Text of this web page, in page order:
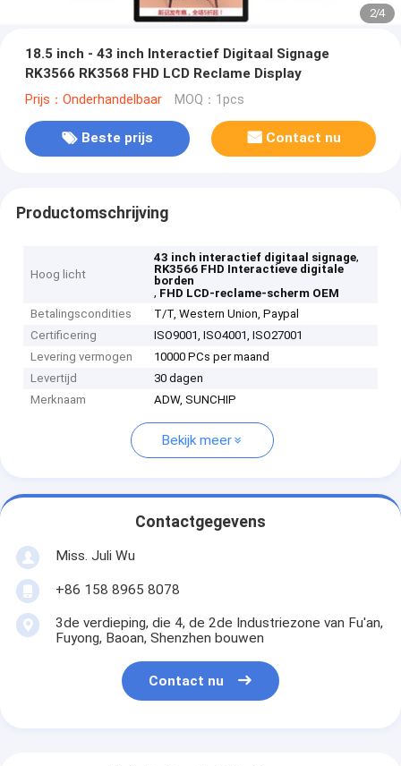
2/4
18.5 inch - 43 inch Interactief Digitaal Signage
RK3566 RK3568 FHD LCD Reclame Display
Prijs：Onderhandelbaar MOQ：1pcs
Beste prijs Contact nu
Productomschrijving
Hoog licht
43 inch interactief digitaal signage,
RK3566 FHD Interactieve digitale
borden
, FHD LCD-reclame-scherm OEM
Betalingscondities
T/T, Western Union, Paypal
Certificering
ISO9001, ISO4001, ISO27001
Levering vermogen
10000 PCs per maand
Levertijd
30 dagen
Merknaam
ADW, SUNCHIP
Bekijk meer
Contactgegevens
Miss. Juli Wu
+86 158 8965 8078
3de verdieping, die 4, de 2de Industriezone van Fu'an,
Fuyong, Baoan, Shenzhen bouwen
Contact nu